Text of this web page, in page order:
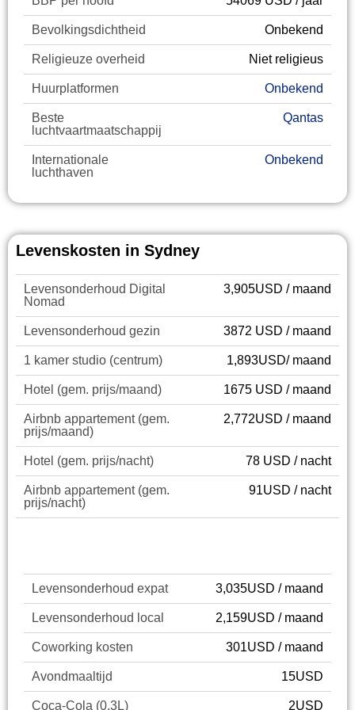
Bevolkingsdichtheid Onbekend
Religieuze overheid Niet religieus
Huurplatformen Onbekend
Beste
luchtvaartmaatschappij
Qantas
Internationale
luchthaven
Onbekend
Levenskosten in Sydney
Levensonderhoud Digital
Nomad
3,905USD / maand
Levensonderhoud gezin 3872 USD / maand
1 kamer studio (centrum) 1,893USD/ maand
Hotel (gem. prijs/maand) 1675 USD / maand
Airbnb appartement (gem.
prijs/maand)
2,772USD / maand
Hotel (gem. prijs/nacht) 78 USD / nacht
Airbnb appartement (gem.
prijs/nacht)
91USD / nacht
Levensonderhoud expat 3,035USD / maand
Levensonderhoud local 2,159USD / maand
Coworking kosten 301USD / maand
Avondmaaltijd 15USD
Coca-Cola (0.3L) 2USD